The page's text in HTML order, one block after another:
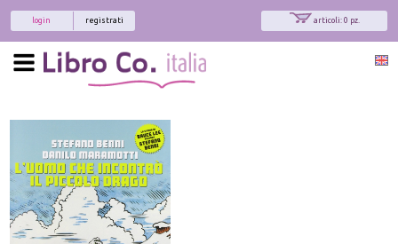
articoli: 0 pz.
registrati
login